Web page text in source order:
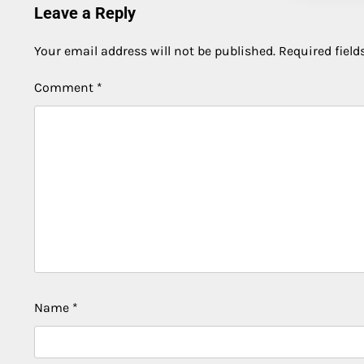
Leave a Reply
Your email address will not be published. Required
Comment *
Name *